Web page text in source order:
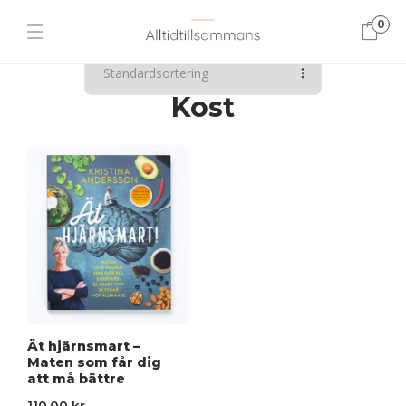
0
Kost
ENDAST ETT SÖKRESULTAT
Ät hjärnsmart –
Maten som får dig
att må bättre